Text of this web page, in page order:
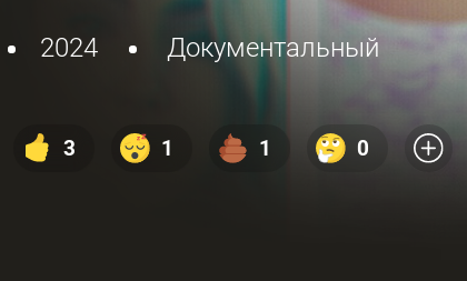
2024 Документальный
3 1 1 0